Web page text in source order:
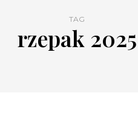
TAG
rzepak 2025